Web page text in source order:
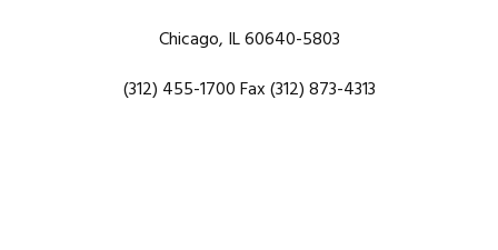
Chicago, IL 60640-5803
(312) 455-1700 Fax (312) 873-4313